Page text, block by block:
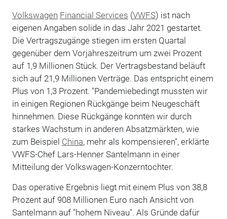
Volkswagen Financial Services (VWFS) ist nach
eigenen Angaben solide in das Jahr 2021 gestartet.
Die Vertragszugänge stiegen im ersten Quartal
gegenüber dem Vorjahreszeitrum um zwei Prozent
auf 1,9 Millionen Stück. Der Vertragsbestand beläuft
sich auf 21,9 Millionen Verträge. Das entspricht einem
Plus von 1,3 Prozent. "Pandemiebedingt mussten wir
in einigen Regionen Rückgänge beim Neugeschäft
hinnehmen. Diese Rückgänge konnten wir durch
starkes Wachstum in anderen Absatzmärkten, wie
zum Beispiel China, mehr als kompensieren", erklärte
VWFS-Chef Lars-Henner Santelmann in einer
Mitteilung der Volkswagen-Konzerntochter.
Das operative Ergebnis liegt mit einem Plus von 38,8
Prozent auf 908 Millionen Euro nach Ansicht von
Santelmann auf "hohem Niveau". Als Gründe dafür